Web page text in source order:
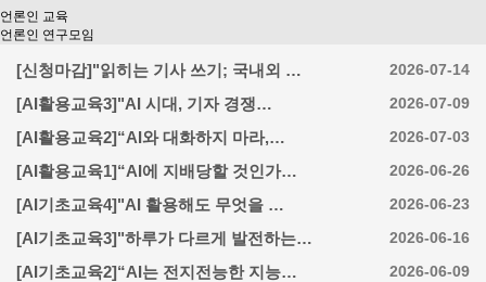
언론인 교육
언론인 연구모임
[신청마감]"읽히는 기사 쓰기; 국내외 … 2026-07-14
[AI활용교육3]"AI 시대, 기자 경쟁… 2026-07-09
[AI활용교육2]“AI와 대화하지 마라,… 2026-07-03
[AI활용교육1]“AI에 지배당할 것인가… 2026-06-26
[AI기초교육4]"AI 활용해도 무엇을 … 2026-06-23
[AI기초교육3]"하루가 다르게 발전하는… 2026-06-16
[AI기초교육2]“AI는 전지전능한 지능… 2026-06-09